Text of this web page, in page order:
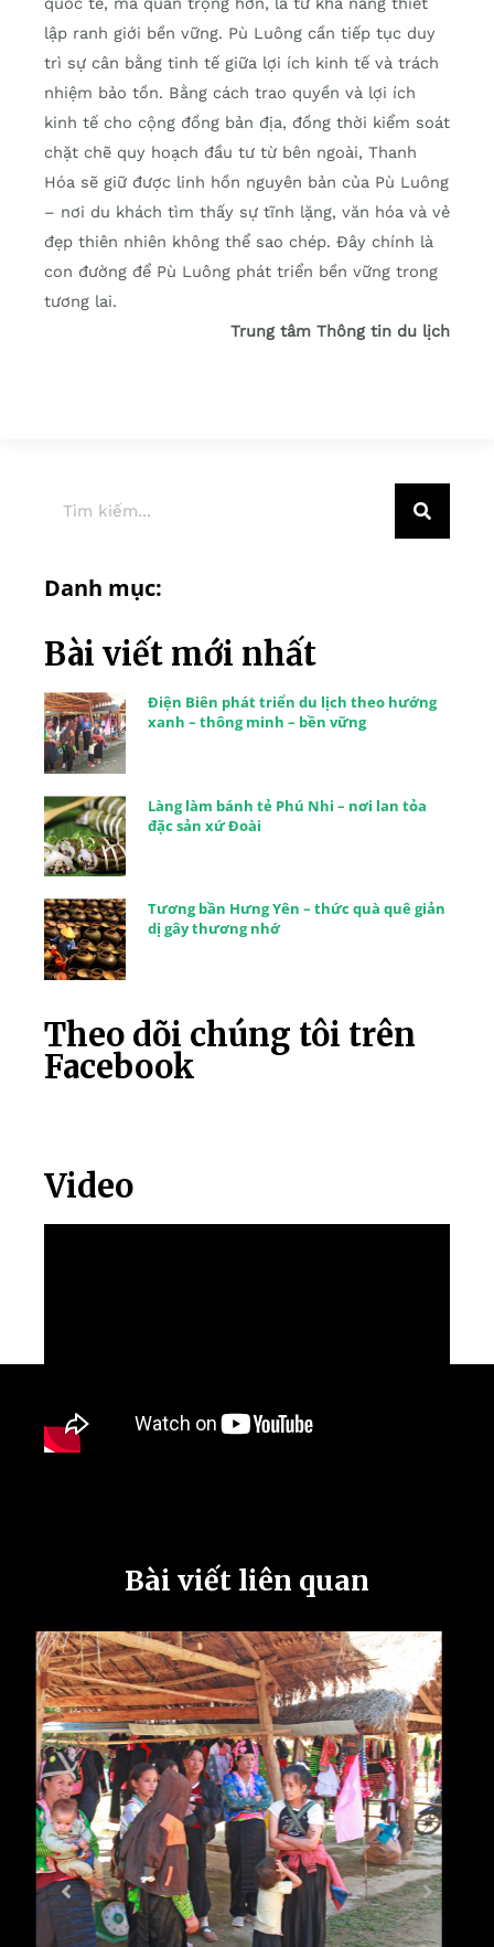
lập ranh giới bền vững. Pù Luông cần tiếp tục duy
trì sự cân bằng tinh tế giữa lợi ích kinh tế và trách
nhiệm bảo tồn. Bằng cách trao quyền và lợi ích
kinh tế cho cộng đồng bản địa, đồng thời kiểm soát
chặt chẽ quy hoạch đầu tư từ bên ngoài, Thanh
Hóa sẽ giữ được linh hồn nguyên bản của Pù Luông
– nơi du khách tìm thấy sự tĩnh lặng, văn hóa và vẻ
đẹp thiên nhiên không thể sao chép. Đây chính là
con đường để Pù Luông phát triển bền vững trong
tương lai.
Trung tâm Thông tin du lịch
Danh mục:
Bài viết mới nhất
Điện Biên phát triển du lịch theo hướng
xanh – thông minh – bền vững
Làng làm bánh tẻ Phú Nhi – nơi lan tỏa
đặc sản xứ Đoài
Tương bần Hưng Yên – thức quà quê giản
dị gây thương nhớ
Theo dõi chúng tôi trên
Facebook
Video
Bài viết liên quan